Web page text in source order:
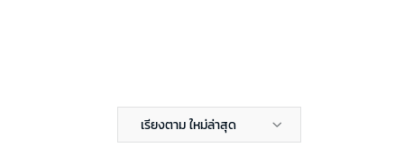
เรียงตาม ใหม่ล่าสุด